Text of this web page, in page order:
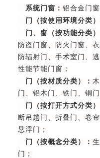
系统门窗： 铝合金门
门（按使用环境分类）
门、窗（按功能分类）
防盗门窗、防火门窗、
防辐射门、手术室门、
性能节能门窗；
门（按材质分类）：
门、铝木门、铁门、铜
门（按打开方式分类）
断吊趟门、折叠门、卷
悬浮门；
门（按概念分类）：
门；